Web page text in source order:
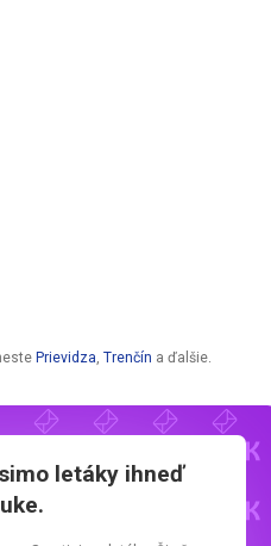
Prievidza Trenčín a ďalšie.
letákyihneď